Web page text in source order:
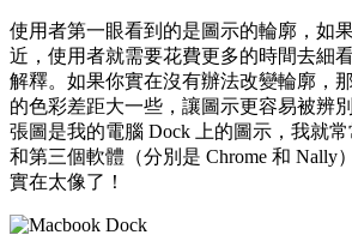
使用者第一眼看到的是圖示的輪廓，如
近，使用者就需要花費更多的時間去細
解釋。如果你實在沒有辦法改變輪廓，
的色彩差距大一些，讓圖示更容易被辨
張圖是我的電腦 Dock 上的圖示，我就
和第三個軟體（分別是 Chrome 和 Nally
實在太像了！